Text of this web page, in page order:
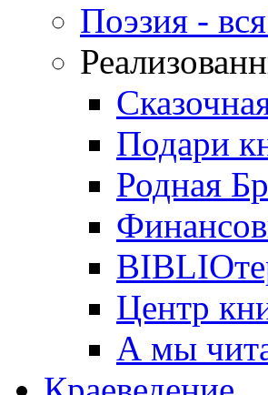
Поэзия -
Подари
Родная
Центр
А мы